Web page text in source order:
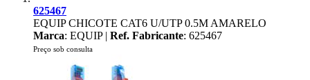
625467
EQUIP CHICOTE CAT6 U/UTP 0.5M AMARELO
Marca: EQUIP | Ref. Fabricante: 625467
Preço sob consulta